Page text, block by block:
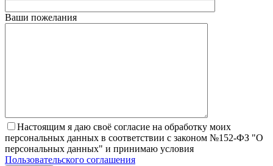
Ваши пожелания
Настоящим я даю своё согласие на обработку моих
персональных данных в соответствии с законом №152-ФЗ "О
персональных данных" и принимаю условия
Пользовательского соглашения